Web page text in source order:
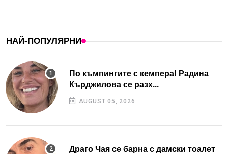
НАЙ-ПОПУЛЯРНИ
По къмпингите с кемпера! Радина
Кърджилова се разх...
AUGUST 05, 2026
Драго Чая се барна с дамски тоалет